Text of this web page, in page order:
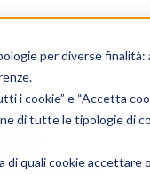
per diverse
i cookie” e “Accetta
di tutte le tipologie di
di quali cookie
cause,